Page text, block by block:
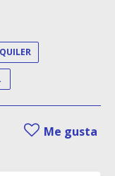
Me gusta